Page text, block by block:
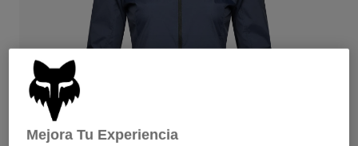
Pantalones largos
Pantalones cortos
Pantalones
Guantes
Chaquetas
Protecciones
Ver todo
Mujer
Gafas de Protección
Calcetines
Ver todo
Mejora Tu Experiencia